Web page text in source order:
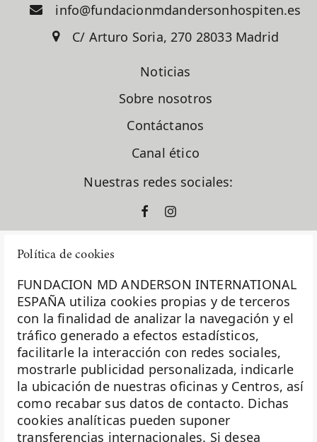
Política de cookies
FUNDACION MD ANDERSON INTERNATIONAL
ESPAÑA utiliza cookies propias y de terceros
con la finalidad de analizar la navegación y el
tráfico generado a efectos estadísticos,
facilitarle la interacción con redes sociales,
mostrarle publicidad personalizada, indicarle
la ubicación de nuestras oficinas y Centros, así
como recabar sus datos de contacto. Dichas
cookies analíticas pueden suponer
transferencias internacionales. Si desea
info@fundacionmdandersonhospiten.es
C/ Arturo Soria, 270 28033 Madrid
Noticias
Sobre nosotros
Contáctanos
Canal ético
Nuestras redes sociales:
La Fundación MD Anderson España - Hospiten es
miembro de laAsociación Española de Fundaciones
Investigación
Biobanco
Docencia